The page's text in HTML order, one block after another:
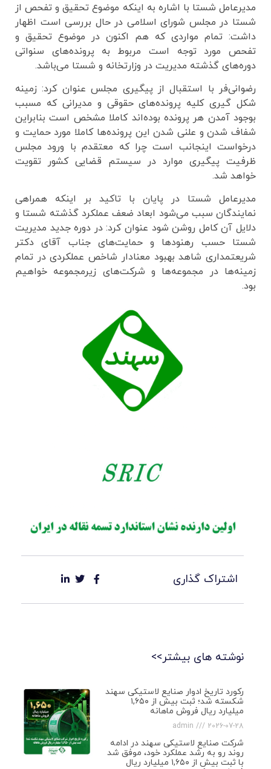
مدیرعامل شستا با اشاره به اینکه موضوع تحقیق و تفحص از
شستا در مجلس شورای اسلامی در حال بررسی است اظهار
داشت: تمام مواردی که هم اکنون در موضوع تحقیق و
تفحص مورد توجه است مربوط به پرونده‌های سنواتی
دوره‌های گذشته مدیریت در وزارتخانه و شستا می‌باشد.
رضوانی‌فر با استقبال از پیگیری مجلس عنوان کرد: زمینه
شکل گیری کلیه پرونده‌های حقوقی و مدیرانی که مسبب
بوجود آمدن هر پرونده بوده‌اند کاملا مشخص است بنابراین
شفاف شدن و علنی شدن این پرونده‌ها کاملا مورد حمایت و
درخواست اینجانب است چرا که معتقدم با ورود مجلس
ظرفیت پیگیری موارد در سیستم قضایی کشور تقویت
خواهد شد.
مدیرعامل شستا در پایان با تاکید بر اینکه همراهی
نمایندگان سبب می‌شود ابعاد ضعف عملکرد گذشته شستا و
دلایل آن کامل روشن شود عنوان کرد: در دوره جدید مدیریت
شستا حسب رهنودها و حمایت‌های جناب آقای دکتر
شریعتمداری شاهد بهبود معنادار شاخص عملکردی در تمام
زمینه‌ها در مجموعه‌ها و شرکت‌های زیرمجموعه خواهیم
بود.
اشتراک گذاری
نوشته های بیشتر>>
رکورد تاریخ ادوار صنایع لاستیکی سهند
شکسته شد؛ ثبت بیش از ۱,۶۵۰
میلیارد ریال فروش ماهانه
admin 2026-07-28
شرکت صنایع لاستیکی سهند در ادامه
روند رو به رشد عملکرد خود، موفق شد
با ثبت بیش از ۱,۶۵۰ میلیارد ریال